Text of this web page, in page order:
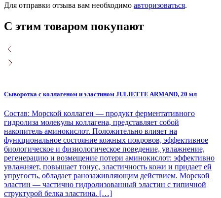
Для отправки отзыва вам необходимо авторизоваться.
С этим товаром покупают
Сыворотка с коллагеном и эластином JULIETTE ARMAND, 20 мл
Состав: Морской коллаген — продукт ферментативного
гидролиза молекулы коллагена, представляет собой
накопитель аминокислот. Положительно влияет на
функциональное состояние кожных покровов, эффективное
биологическое и физиологическое поведение, увлажнение,
регенерацию и возмещение потери аминокислот: эффективно
увлажняет, повышает тонус, эластичность кожи и придает ей
упругость, обладает ранозаживляющим действием. Морской
эластин — частично гидролизованный эластин с типичной
структурой белка эластина. […]